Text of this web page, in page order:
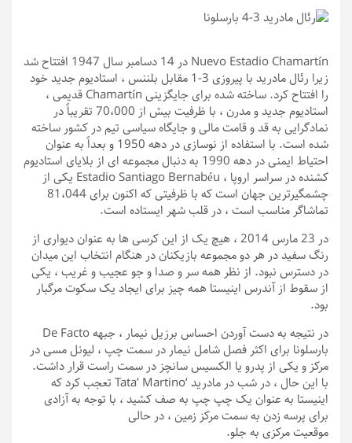
Nuevo Estadio Chamartín در 14 دسامبر سال 1947 افتتاح شد
زیرا رئال مادرید با پیروزی 3-1 مقابل بلننس ، استادیوم جدید خود
را افتتاح کرد. ساخته شده برای جایگزینی Chamartín قدیمی ،
استادیوم جدید و مدرن ، با ظرفیت بیش از 70،000 تقریباً در
نمادگرایی به قد و قامت مالی و جایگاه سیاسی تیم در کشور ساخته
شده است. با استفاده از نوسازی در دهه 1950 و بعداً به عنوان
احتیاط ایمنی در دهه 1990 به دنبال مجموعه ای از بلایای استادیوم
کشنده در سراسر اروپا ، Estadio Santiago Bernabéu یکی از
چشمگیرترین جهان است که با ظرفیتی که اکنون برای 81،044
تماشاگر مناسب است ، در قلب شهر ایستاده است.
در 23 مارس 2014 ، هیچ یک از این کرسی ها به عنوان دیواری از
رنگ سفید در هر دو مجموعه بازیکنان در هنگام انتخاب این میدان
در دسترس نبود. از نظر همه سر و صدا و جو عجیب و غریب ، یکی
از سقوط از آندرس اینیستا همه چیز برای ایجاد یک سکوت مرگبار
بود.
در نتیجه به دست آوردن احساس برزیل نیمار ، جبهه De Facto
بارسلونا برای اکثر فصل شامل نیمار در سمت چپ ، لیونل مسی در
مرکز و یکی از پدرو یا الکسیس سانچز در سمت راست قرار داشت.
با این حال ، در شب در مادرید ‘Tata’ Martino تعجب کرد که
اینیستا به عنوان یک چپ چپ به صف کشید ، با توجه به آزادی
برای پرسه زدن به سمت مرکز زمین ، در حالی
موقعیت مرکزی به جلو.